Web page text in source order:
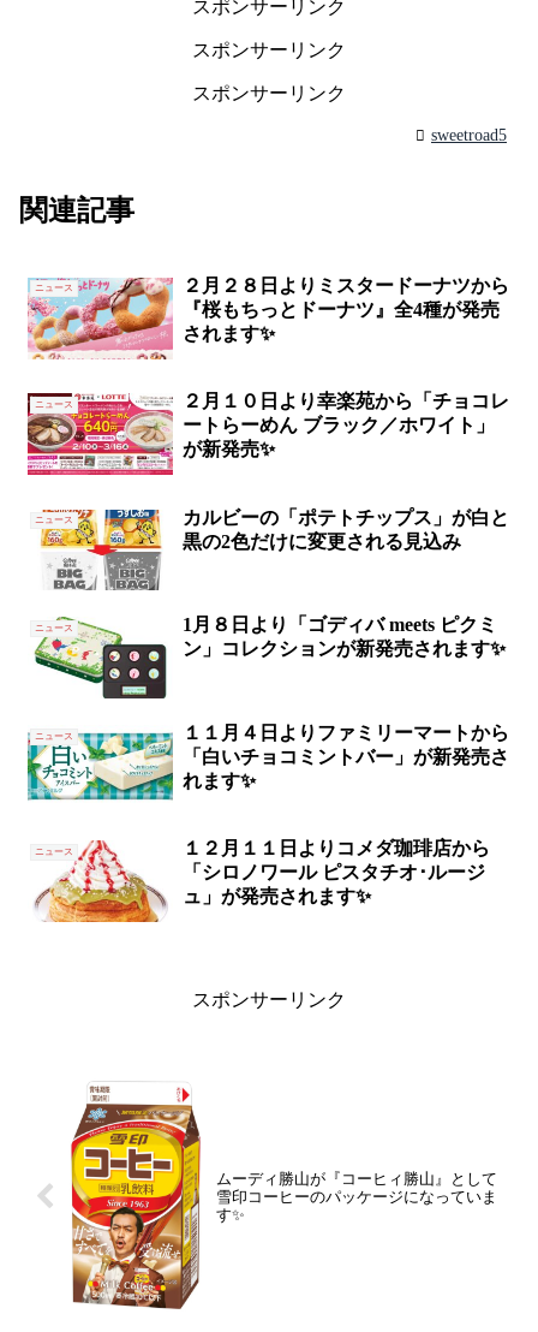
スポンサーリンク
スポンサーリンク
スポンサーリンク
sweetroad5
関連記事
ニュース
２月２８日よりミスタードーナツから
『桜もちっとドーナツ』全4種が発売
されます✨
ニュース
２月１０日より幸楽苑から「チョコレ
ートらーめん ブラック／ホワイト」
が新発売✨
ニュース
カルビーの「ポテトチップス」が白と
黒の2色だけに変更される見込み
ニュース
1月８日より「ゴディバ meets ピクミ
ン」コレクションが新発売されます✨
ニュース
１１月４日よりファミリーマートから
「白いチョコミントバー」が新発売さ
れます✨
ニュース
１２月１１日よりコメダ珈琲店から
「シロノワール ピスタチオ･ルージ
ュ」が発売されます✨
スポンサーリンク
ムーディ勝山が『コーヒィ勝山』として
雪印コーヒーのパッケージになっていま
す✨